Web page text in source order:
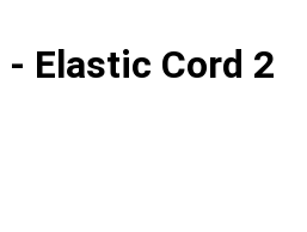
- Elastic Cord 2